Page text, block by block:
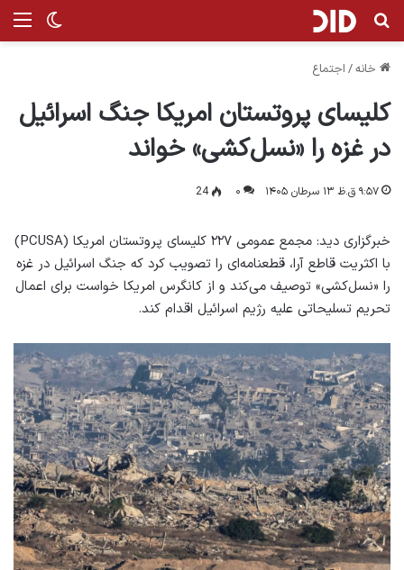
تغییر جستجو برای
خانه/ اجتماع
کلیسای پروتستان امریکا جنگ اسرائیل
در غزه را «نسل‌کشی» خواند
۹:۵۷ ق.ظ ۱۳ سرطان ۱۴۰۵ ۰ 24
خبرگزاری دید: مجمع عمومی ۲۲۷ کلیسای پروتستان امریکا (PCUSA)
با اکثریت قاطع آرا، قطعنامه‌ای را تصویب کرد که جنگ اسرائیل در غزه
را «نسل‌کشی» توصیف می‌کند و از کانگرس امریکا خواست برای اعمال
تحریم تسلیحاتی علیه رژیم اسرائیل اقدام کند.